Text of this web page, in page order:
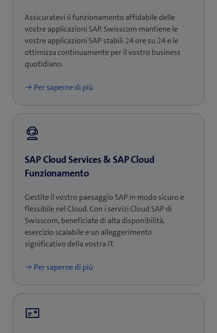
Assicuratevi il funzionamento affidabile delle
vostre applicazioni SAP. Swisscom mantiene le
vostre applicazioni SAP stabili 24 ore su 24 e le
ottimizza continuamente per il vostro business
quotidiano.
Per saperne di più
SAP Cloud Services & SAP Cloud
Funzionamento
Gestite il vostro paesaggio SAP in modo sicuro e
flessibile nel Cloud. Con i servizi Cloud SAP di
Swisscom, beneficiate di alta disponibilità,
esercizio scalabile e un alleggerimento
significativo della vostra IT.
Per saperne di più